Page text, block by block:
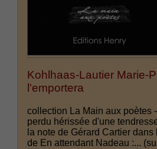
Kohlhaas-Lautier Marie-
l'emportera
collection La Main aux poètes
perdu hérissée d'une
la note de Gérard Cartier
de En attendant Nadeau :...